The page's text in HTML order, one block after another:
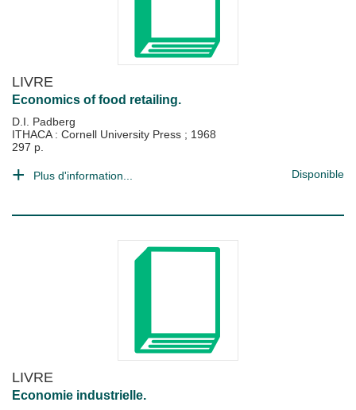
LIVRE
Economics of food retailing.
D.I. Padberg
ITHACA : Cornell University Press ; 1968
297 p.
Plus d'information... Disponible
LIVRE
Economie industrielle.